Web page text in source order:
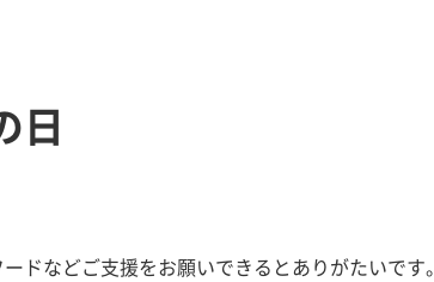
日
ドなどご支援をお願いできるとありがたいです。